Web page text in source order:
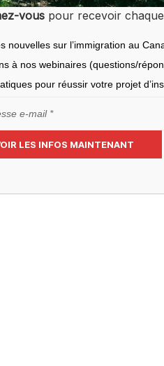
vouspour recevoir chaque
nouvelles sur l’immigration au
à nos webinaires (questions/
pour réussir votre projet